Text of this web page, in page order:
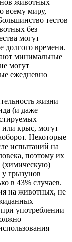
всему миру,
тестов
без
могут
долгого времени.
минимальные
могут
ежедневно
жизни
(и даже
или крыс, могут
Некоторые
испытаний на
поэтому их
(химическую)
у грызунов
в 43% случаев.
на животных, не
употреблении